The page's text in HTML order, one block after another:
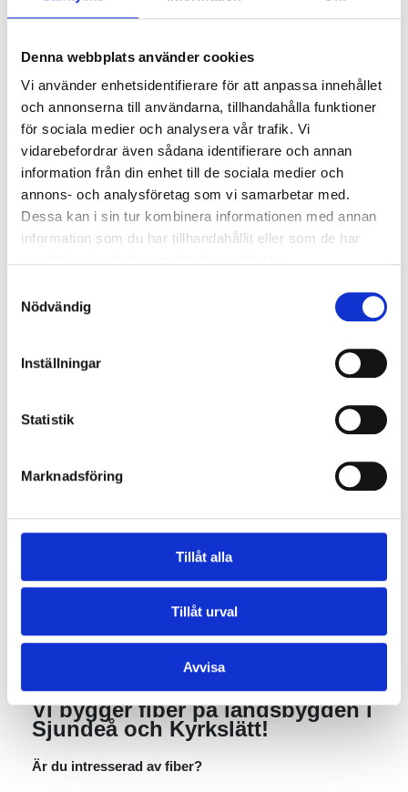
Denna webbplats använder cookies
Vi använder enhetsidentifierare för att anpassa innehållet
och annonserna till användarna, tillhandahålla funktioner
för sociala medier och analysera vår trafik. Vi
vidarebefordrar även sådana identifierare och annan
information från din enhet till de sociala medier och
annons- och analysföretag som vi samarbetar med.
Dessa kan i sin tur kombinera informationen med annan
information som du har tillhandahållit eller som de har
Nödvändig
Inställningar
Statistik
Marknadsföring
Tillåt alla
Tillåt urval
Avvisa
Total, bortsett från Premier League.
MER OM VIAPLAY MEDIUM
12.08.2025 Nyheter
Viaplay förnyar sportkanalernas
Viaplay uppdaterar namnen på sina finska sportkanaler i
augusti 2025. Förändringen innebär att Viaplay integrerar
Nya kanalnamn från och med
V sport 1 Suomi → Viaplay 1 Urheilu
LÄS MER
Distansinfo 27.8 och 4.9: Fiber till
Vi bygger fiber på landsbygden i
Sjundeå och Kyrkslätt!
Är du intresserad av fiber?